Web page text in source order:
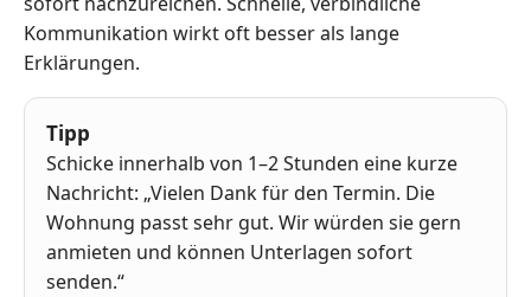
Kommunikation wirkt oft besser als lange
Erklärungen.
Tipp
Schicke innerhalb von 1–2 Stunden eine kurze
Nachricht: „Vielen Dank für den Termin. Die
Wohnung passt sehr gut. Wir würden sie gern
anmieten und können Unterlagen sofort
senden.“